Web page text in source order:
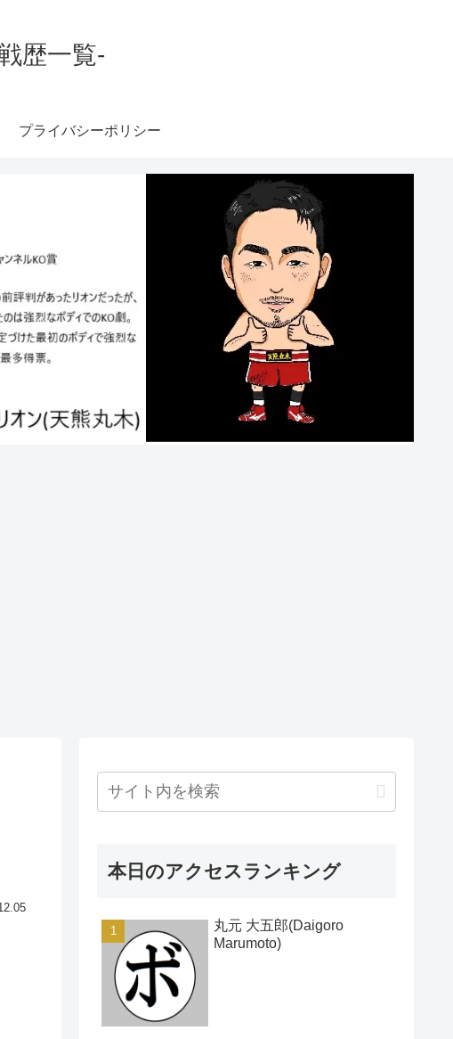
歴一覧-
プライバシーポリシー
本日のアクセスランキング
丸元 大五郎(Daigoro
Marumoto)